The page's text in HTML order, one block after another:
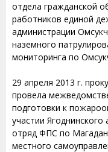
отдела гражданской
работников единой
администрации
наземного
мониторинга по
29 апреля 2013 г.
провела
подготовки к
участии
отряд ФПС по
местного